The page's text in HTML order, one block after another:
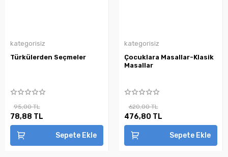
kategorisiz
Türkülerden Seçmeler
95,00 TL
78,88 TL
Sepete Ekle
kategorisiz
Çocuklara Masallar-Klasik
Masallar
620,00 TL
476,80 TL
Sepete Ekle